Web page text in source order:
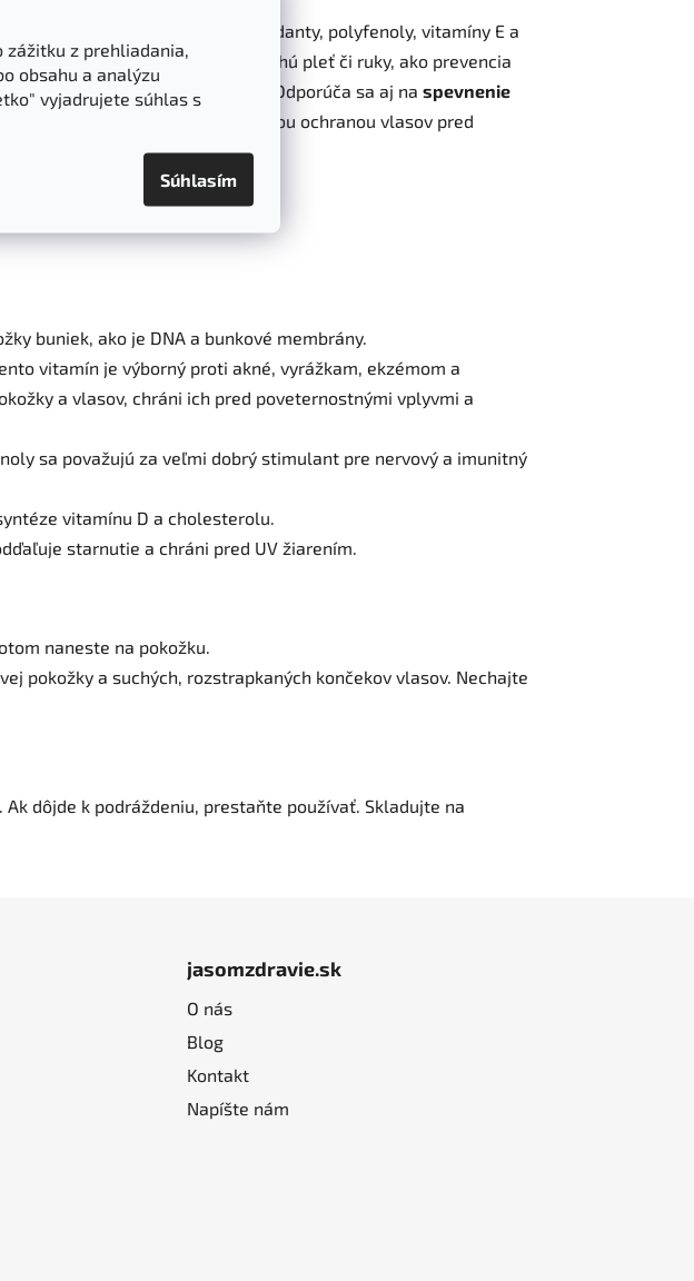
z prehliadania,
obsahu a analýzu
vyjadrujete súhlas s
Súhlasím
Je bohatý na prírodné antioxidanty, polyfenoly, vitamíny E a
Je obzvlášť vhodný pre suchú pleť či ruky, ako prevencia
žiarivú, jemnú a oživenú. Odporúča sa aj na spevnenie
štiepeniu končekov. Je účinnou ochranou vlasov pred
suché, popraskané pery.
buniek, ako je DNA a bunkové membrány.
vitamín je výborný proti akné, vyrážkam, ekzémom a
a vlasov, chráni ich pred poveternostnými vplyvmi a
sa považujú za veľmi dobrý stimulant pre nervový a imunitný
vitamínu D a cholesterolu.
starnutie a chráni pred UV žiarením.
naneste na pokožku.
pokožky a suchých, rozstrapkaných končekov vlasov. Nechajte
Ak dôjde k podráždeniu, prestaňte používať. Skladujte na
jasomzdravie.sk
O nás
Blog
Kontakt
Napíšte nám